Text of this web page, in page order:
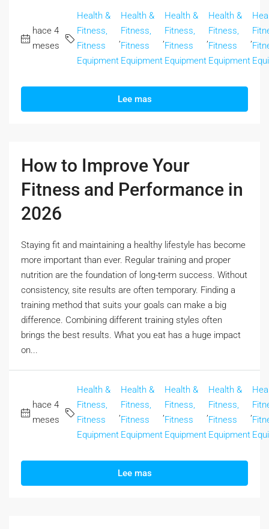
hace 4
meses
Health &
Fitness,
Fitness
Equipment
Health &
Fitness,
Fitness
Equipment
Health &
Fitness,
Fitness
Equipment
Health &
Fitness,
Fitness
Equipment
Lee mas
How to Improve Your
Fitness and Performance in
2026
Staying fit and maintaining a healthy lifestyle has become
more important than ever. Regular training and proper
nutrition are the foundation of long-term success. Without
consistency, site results are often temporary. Finding a
training method that suits your goals can make a big
difference. Combining different training styles often
brings the best results. What you eat has a huge impact
on...
hace 4
meses
Health &
Fitness,
Fitness
Equipment
Health &
Fitness,
Fitness
Equipment
Health &
Fitness,
Fitness
Equipment
Health &
Fitness,
Fitness
Equipment
Lee mas